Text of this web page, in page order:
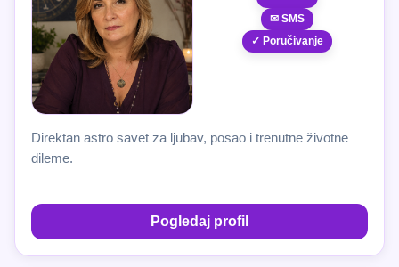
✉ SMS
✓ Poručivanje
Direktan astro savet za ljubav, posao i trenutne životne
dileme.
Pogledaj profil